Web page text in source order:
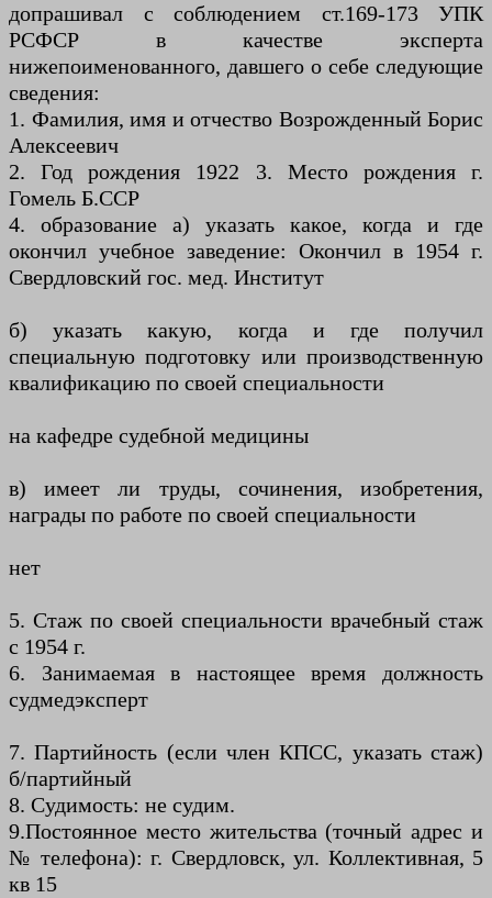
допрашивал с соблюдением ст.169-173 УПК
РСФСР в качестве эксперта
нижепоименованного, давшего о себе следующие
сведения:
1. Фамилия, имя и отчество Возрожденный Борис
Алексеевич
2. Год рождения 1922 3. Место рождения г.
Гомель Б.ССР
4. образование а) указать какое, когда и где
окончил учебное заведение: Окончил в 1954 г.
Свердловский гос. мед. Институт
б) указать какую, когда и где получил
специальную подготовку или производственную
квалификацию по своей специальности
на кафедре судебной медицины
в) имеет ли труды, сочинения, изобретения,
награды по работе по своей специальности
нет
5. Стаж по своей специальности врачебный стаж
с 1954 г.
6. Занимаемая в настоящее время должность
судмедэксперт
7. Партийность (если член КПСС, указать стаж)
б/партийный
8. Судимость: не судим.
9.Постоянное место жительства (точный адрес и
№ телефона): г. Свердловск, ул. Коллективная, 5
кв 15